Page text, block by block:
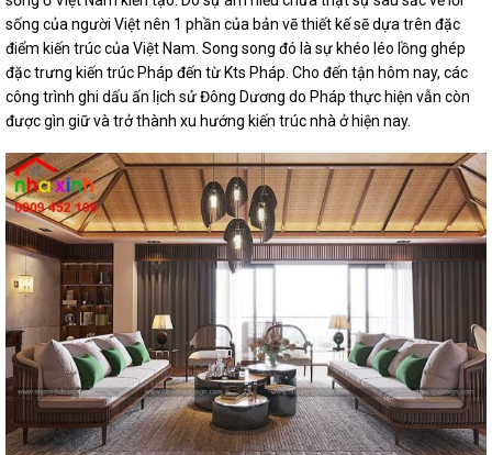
sống của người Việt nên 1 phần của bản vẽ thiết kế sẽ dựa trên đặc
điểm kiến trúc của Việt Nam. Song song đó là sự khéo léo lồng ghép
đặc trưng kiến trúc Pháp đến từ Kts Pháp. Cho đến tận hôm nay, các
công trình ghi dấu ấn lịch sử Đông Dương do Pháp thực hiện vẫn còn
được gìn giữ và trở thành xu hướng kiến trúc nhà ở hiện nay.